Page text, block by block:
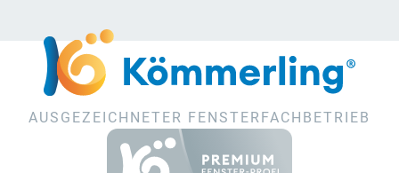
AUSGEZEICHNETER FENSTERFACHBETRIEB